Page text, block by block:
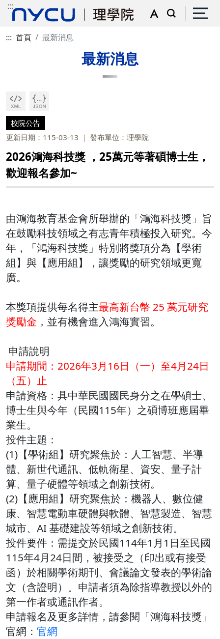
:::
::: 首頁 最新消息
最新消息
校院公告
更新日期：115-03-13
發布單位：理學院
2026鴻海科技獎 ，25萬元等著碩博士生，
歡迎報名參加~
由鴻海教育基金會所舉辦的「鴻海科技獎」旨
在鼓勵科技領域之有志青年積極投入研究。今
年，「鴻海科技獎」特別將獎項分為【學術
組】與【應用組】，讓獎勵的研究領域更寬
廣。
本獎項提供每名得主最高新台幣 25 萬元研究
獎勵金 ，並有機會進入鴻海實習。
申請說明
申請期間：2026年3月16日（一）至4月24日
（五）止
申請資格：具中華民國國民身分之在學碩士、
博士生與今年（民國115年）之碩博班應屆畢
業生。
投件主題：
(1)【學術組】研究聚焦於：人工智慧、半導
體、新世代通訊、低軌衛星、資安、量子計
算、量子硬體等領域之創新技術。
(2)【應用組】研究聚焦於：機器人、數位健
康、智慧電動車硬體與軟體、智慧製造、智慧
城市、AI 基礎建設等領域之創新技術。
投件要件：需提交於民國114年1月1日至民國
115年4月24日間，被接受之（印出或有接受
函）於相關學術期刊、會議論文發表的學術論
文（含證明）。申請者須為除指導教授以外的
第一作者或通訊作者。
申請報名及更多詳情，請參閱「鴻海科技獎」
官網： 官網